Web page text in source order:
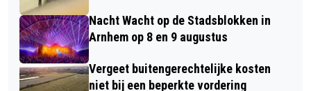
Nacht Wacht op de Stadsblokken in
Arnhem op 8 en 9 augustus
Vergeet buitengerechtelijke kosten
niet bij een beperkte vordering